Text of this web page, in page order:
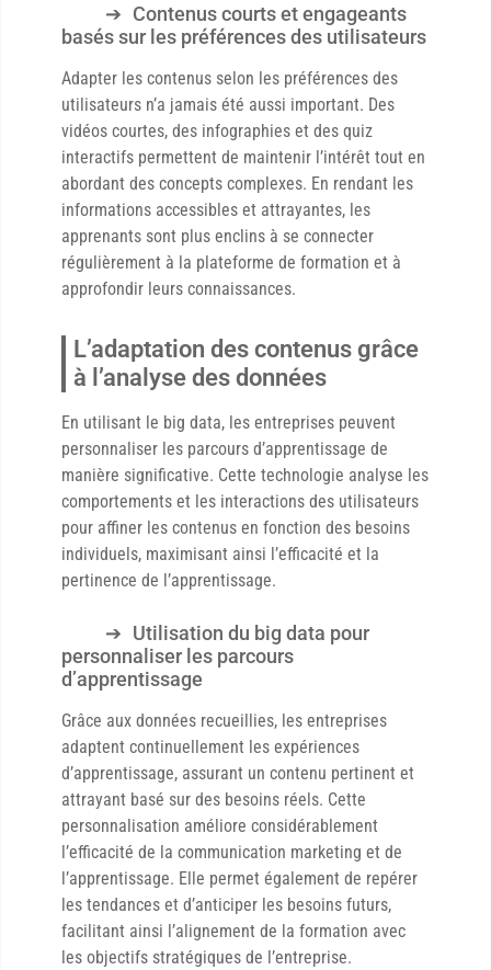
Contenus courts et engageants
basés sur les préférences des utilisateurs
Adapter les contenus selon les préférences des
utilisateurs n’a jamais été aussi important. Des
vidéos courtes, des infographies et des quiz
interactifs permettent de maintenir l’intérêt tout en
abordant des concepts complexes. En rendant les
informations accessibles et attrayantes, les
apprenants sont plus enclins à se connecter
régulièrement à la plateforme de formation et à
approfondir leurs connaissances.
L’adaptation des contenus grâce
à l’analyse des données
En utilisant le big data, les entreprises peuvent
personnaliser les parcours d’apprentissage de
manière significative. Cette technologie analyse les
comportements et les interactions des utilisateurs
pour affiner les contenus en fonction des besoins
individuels, maximisant ainsi l’efficacité et la
pertinence de l’apprentissage.
Utilisation du big data pour
personnaliser les parcours
d’apprentissage
Grâce aux données recueillies, les entreprises
adaptent continuellement les expériences
d’apprentissage, assurant un contenu pertinent et
attrayant basé sur des besoins réels. Cette
personnalisation améliore considérablement
l’efficacité de la communication marketing et de
l’apprentissage. Elle permet également de repérer
les tendances et d’anticiper les besoins futurs,
facilitant ainsi l’alignement de la formation avec
les objectifs stratégiques de l’entreprise.